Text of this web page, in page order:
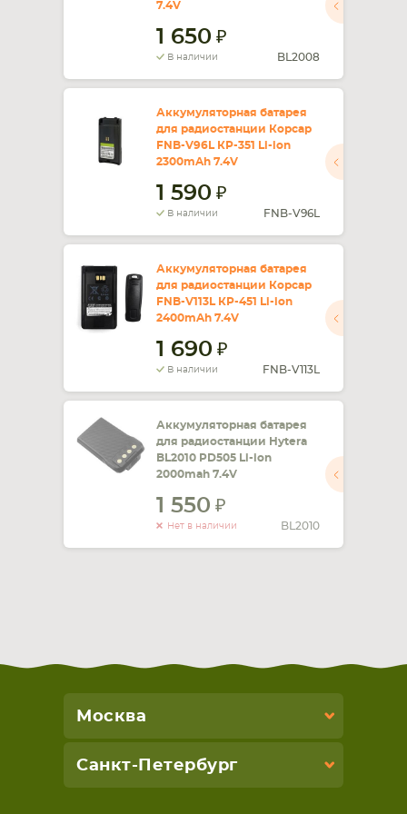
КОМПЛЕКТУЮЩИЕ
7.4V
1 650
В наличии BL2008
Аккумуляторная батарея
для радиостанции Корсар
FNB-V96L КР-351 Li-ion
2300mAh 7.4V
1 590
В наличии FNB-V96L
Аккумуляторная батарея
для радиостанции Корсар
FNB-V113L КР-451 Li-ion
2400mAh 7.4V
1 690
В наличии FNB-V113L
Аккумуляторная батарея
для радиостанции Hytera
BL2010 PD505 Li-ion
2000mah 7.4V
1 550
Нет в наличии BL2010
Москва
Санкт-Петербург